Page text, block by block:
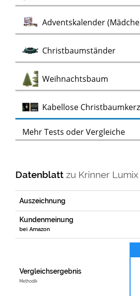
Adventskalender
ChristbaumständerTest
Weihnachtsbaum
Kabellose
Mehr Tests oder Vergleiche
Datenblattzu Krinner
Auszeichnung
Kundenmeinung
bei Amazon
Vergleichsergebnis
Methodik